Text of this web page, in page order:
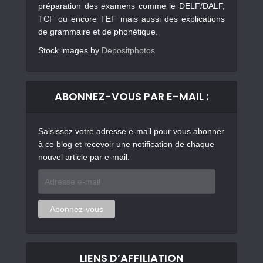
préparation des examens comme le DELF/DALF,
TCF ou encore TEF mais aussi des explications
de grammaire et de phonétique.
Stock images by Depositphotos
ABONNEZ-VOUS PAR E-MAIL :
Saisissez votre adresse e-mail pour vous abonner
à ce blog et recevoir une notification de chaque
nouvel article par e-mail.
mail
Abonnez-vous
LIENS D’AFFILIATION